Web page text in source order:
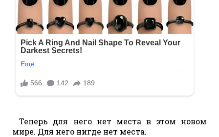
Теперь для него нет места в этом новом
мире. Для него нигде нет места.